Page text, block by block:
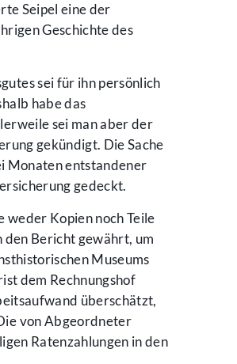
Seipel eine der
Geschichte des
sei für ihn persönlich
habe das
sei man aber der
gekündigt. Die Sache
Monaten entstandener
gedeckt.
weder Kopien noch Teile
den Bericht gewährt, um
Museums
dem Rechnungshof
überschätzt,
von Abgeordneter
Ratenzahlungen in den